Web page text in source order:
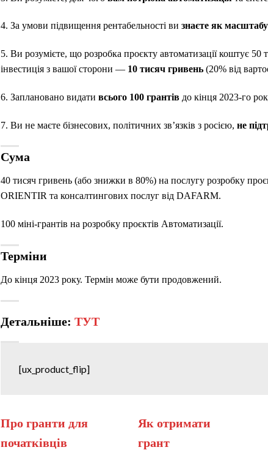
4. За умови підвищення рентабельності ви знаєте як
5. Ви розумієте, що розробка проєкту автоматизації коштує
інвестиція з вашої сторони — 10 тисяч гривень (20% від
6. Заплановано видати всього 100 грантів до кінця 2023-го
7. Ви не маєте бізнесових, політичних зв’язків з росією, не
Сума
40 тисяч гривень (або знижки в 80%) на послугу розробку
ORIENTIR та консалтингових послуг від DAFARM.
100 міні-грантів на розробку проєктів Автоматизації.
Терміни
До кінця 2023 року. Термін може бути продовжений.
Детальніше: ТУТ
[ux_product_flip]
Про гранти для
початківців
Як отримати